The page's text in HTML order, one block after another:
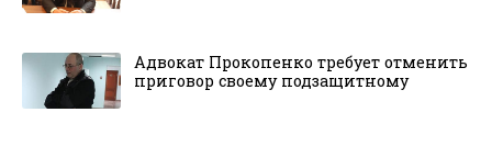
Адвокат Прокопенко требует отменить
приговор своему подзащитному